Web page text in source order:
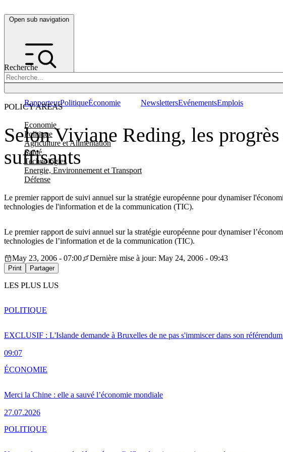
Open sub navigation
Recherche
POLICY AREAS
Economie
Politique
Agriculture et Alimentation
Santé
Technologies
Energie, Environnement et Transport
Défense
RapporteurPolitiqueÉconomie NewslettersEvénementsEmplois
Selon Viviane Reding, les
suffisants
Le premier rapport de suivi annuel sur la stratégie européenne pour dynamiser
technologies de l'information et de la communication (TIC).
Le premier rapport de suivi annuel sur la stratégie européenne pour dynamiser
technologies de l’information et de la communication (TIC).
May 23, 2006 - 07:00
Dernière mise à jour: May 24, 2006 - 09:43
Print Partager
LES PLUS LUS
EXCLUSIF : L'Islande demande à Bruxelles de ne pas s'immiscer dans son
09:07
POLITIQUE
Merci la Chine : elle a sauvé l’économie mondiale
27.07.2026
ÉCONOMIE
POLITIQUE